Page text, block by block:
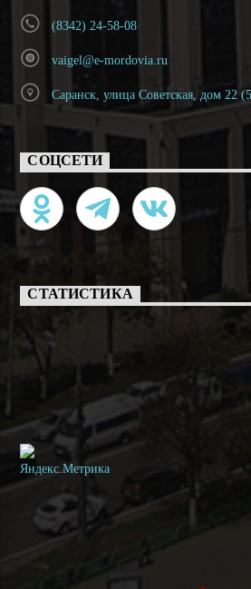
(8342) 24-58-08
vaigel@e-mordovia.ru
Саранск, улица Советская, дом 22
СОЦСЕТИ
СТАТИСТИКА